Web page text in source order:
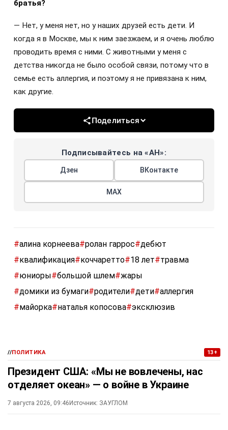
братья?
— Нет, у меня нет, но у наших друзей есть дети. И
когда я в Москве, мы к ним заезжаем, и я очень люблю
проводить время с ними. С животными у меня с
детства никогда не было особой связи, потому что в
семье есть аллергия, и поэтому я не привязана к ним,
как другие.
Поделиться
Подписывайтесь на «АН»:
Дзен ВКонтакте
МАХ
#алина корнеева#ролан гаррос#дебют
#квалификация#коччаретто#18 лет#травма
#юниоры#большой шлем#жары
#домики из бумаги#родители#дети#аллергия
#майорка#наталья копосова#эксклюзив
//ПОЛИТИКА 13+
Президент США: «Мы не вовлечены, нас
отделяет океан» — о войне в Украине
7 августа 2026, 09:46 Источник: ЗАУГЛОМ